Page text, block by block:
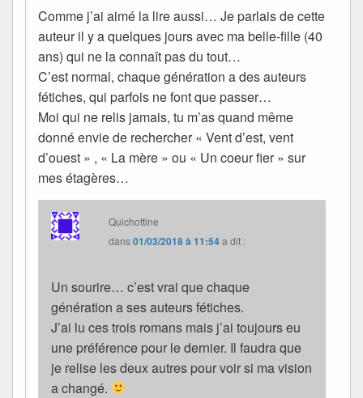
Comme j’ai aimé la lire aussi… Je parlais de cette
auteur il y a quelques jours avec ma belle-fille (40
ans) qui ne la connaît pas du tout…
C’est normal, chaque génération a des auteurs
fétiches, qui parfois ne font que passer…
Moi qui ne relis jamais, tu m’as quand même
donné envie de rechercher « Vent d’est, vent
d’ouest » , « La mère » ou « Un coeur fier » sur
mes étagères…
Quichottine
dans01/03/2018 à 11:54a dit :
Un sourire… c’est vrai que chaque
génération a ses auteurs fétiches.
J’ai lu ces trois romans mais j’ai toujours eu
une préférence pour le dernier. Il faudra que
je relise les deux autres pour voir si ma vision
a changé.